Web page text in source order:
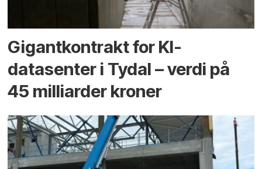
Gigantkontrakt for KI-
datasenter i Tydal – verdi på
45 milliarder kroner